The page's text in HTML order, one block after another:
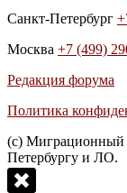
Санкт-Петербург
Москва +7 (499)
Редакция форума
Политика
(с)
Петербургу и ЛО.